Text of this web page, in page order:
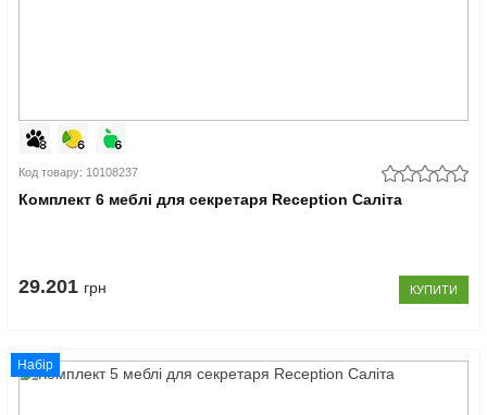
Код товару: 10108237
Комплект 6 меблі для секретаря Reception Саліта
29.201 грн КУПИТИ
Набір